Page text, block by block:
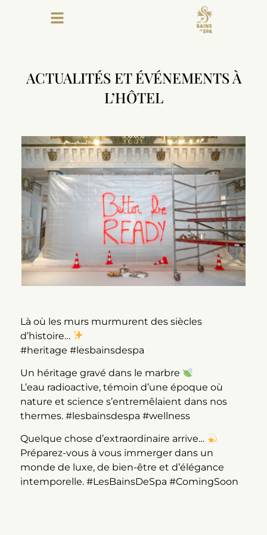
ACTUALITÉS ET ÉVÉNEMENTS À
L’HÔTEL
Là où les murs murmurent des siècles
d’histoire…
#heritage #lesbainsdespa
Un héritage gravé dans le marbre
L’eau radioactive, témoin d’une époque où
nature et science s’entremêlaient dans nos
thermes. #lesbainsdespa #wellness
Quelque chose d’extraordinaire arrive…
Préparez-vous à vous immerger dans un
monde de luxe, de bien-être et d’élégance
intemporelle. #LesBainsDeSpa #ComingSoon